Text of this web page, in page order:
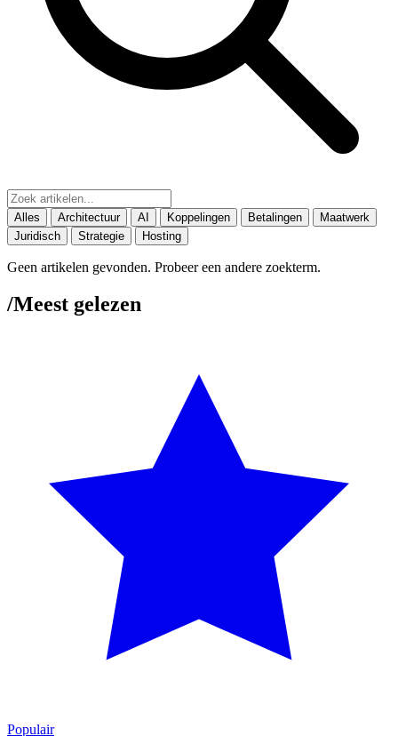
Alles Architectuur AI Koppelingen Betalingen
Maatwerk
Juridisch
Strategie Hosting
Geen artikelen gevonden. Probeer een andere zoekterm.
/Meest gelezen
Populair